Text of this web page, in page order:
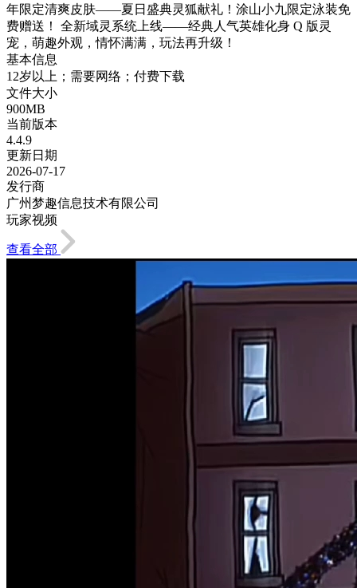
年限定清爽皮肤——夏日盛典灵狐献礼！涂山小九限定泳装免
费赠送！ 全新域灵系统上线——经典人气英雄化身 Q 版灵
宠，萌趣外观，情怀满满，玩法再升级！
基本信息
12岁以上；需要网络；付费下载
文件大小
900MB
当前版本
4.4.9
更新日期
2026-07-17
发行商
广州梦趣信息技术有限公司
玩家视频
查看全部